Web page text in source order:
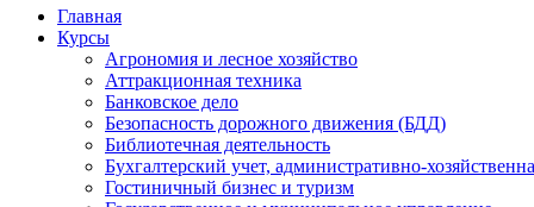
Главная
Курсы
Агрономия и лесное хозяйство
Аттракционная техника
Банковское дело
Безопасность дорожного движения (БДД)
Библиотечная деятельность
Бухгалтерский учет, административно-
Гостиничный бизнес и туризм